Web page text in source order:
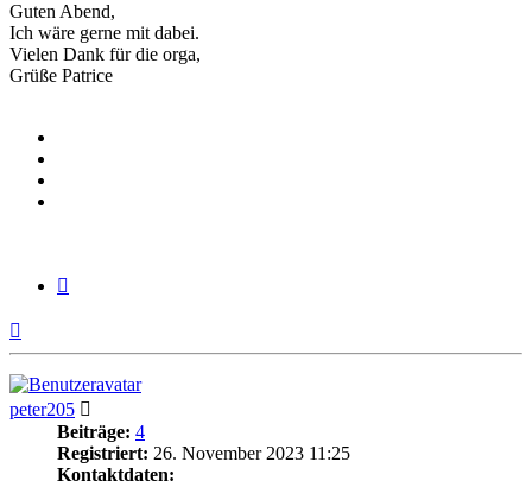
Guten Abend,
Ich wäre gerne mit dabei.
Vielen Dank für die orga,
Grüße Patrice
peter205
Beiträge: 4
Registriert: 26. November 2023 11:25
Kontaktdaten: